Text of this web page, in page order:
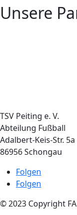
Unsere
TSV Peiting e. V.
Abteilung Fußball
Adalbert-Keis-Str. 5a
86956 Schongau
Folgen
Folgen
© 2023 Copyright